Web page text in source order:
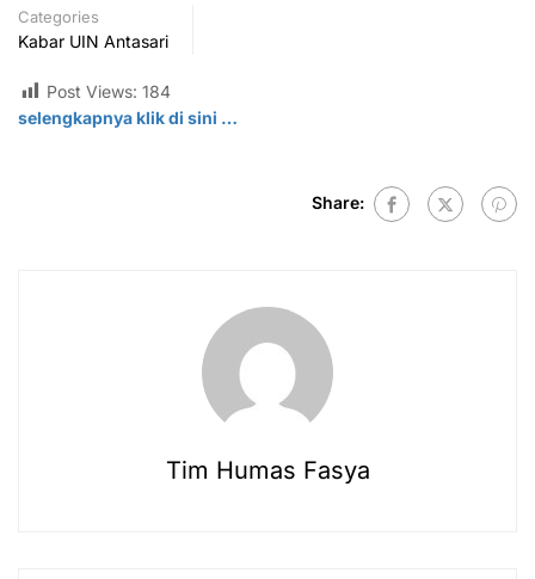
Categories
Kabar UIN Antasari
Post Views: 184
selengkapnya klik di sini …
Share:
Tim Humas Fasya